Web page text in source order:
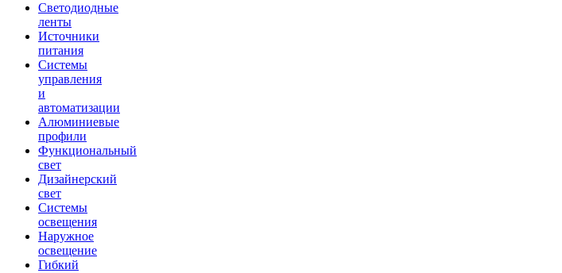
Светодиодные
ленты
Источники
питания
Системы
управления
и
автоматизации
Алюминиевые
профили
Функциональный
свет
Дизайнерский
свет
Системы
освещения
Наружное
освещение
Гибкий